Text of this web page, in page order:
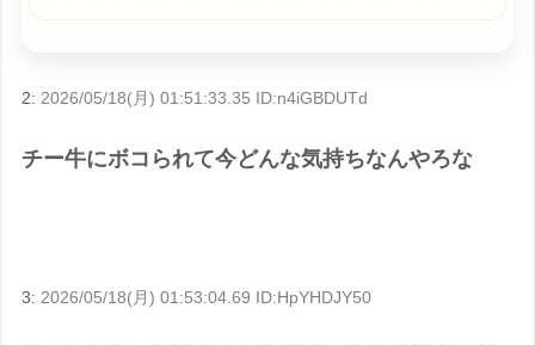
2: 2026/05/18(月) 01:51:33.35 ID:n4iGBDUTd
チー牛にボコられて今どんな気持ちなんやろな
3: 2026/05/18(月) 01:53:04.69 ID:HpYHDJY50